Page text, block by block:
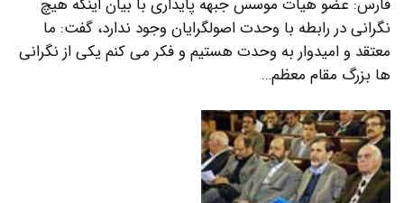
نگرانی در رابطه با وحدت اصولگرایان وجود ندارد، گفت: ما
معتقد و امیدوار به وحدت هستیم و فکر می کنم یکی از نگرانی
ها بزرگ مقام معظم…